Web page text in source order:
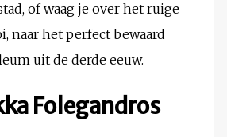
of waag je over het ruige
naar het perfect bewaard
uit de derde eeuw.
Folegandros